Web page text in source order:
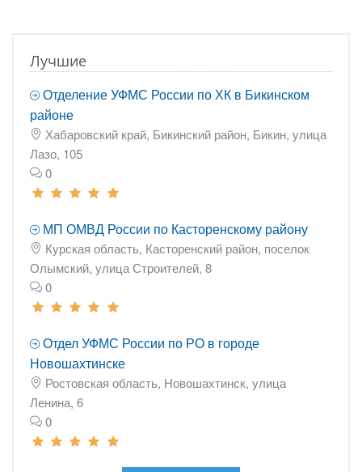
Лучшие
Отделение УФМС России по ХК в Бикинском
районе
Хабаровский край, Бикинский район, Бикин, улица
Лазо, 105
0
МП ОМВД России по Касторенскому району
Курская область, Касторенский район, поселок
Олымский, улица Строителей, 8
0
Отдел УФМС России по РО в городе
Новошахтинске
Ростовская область, Новошахтинск, улица
Ленина, 6
0